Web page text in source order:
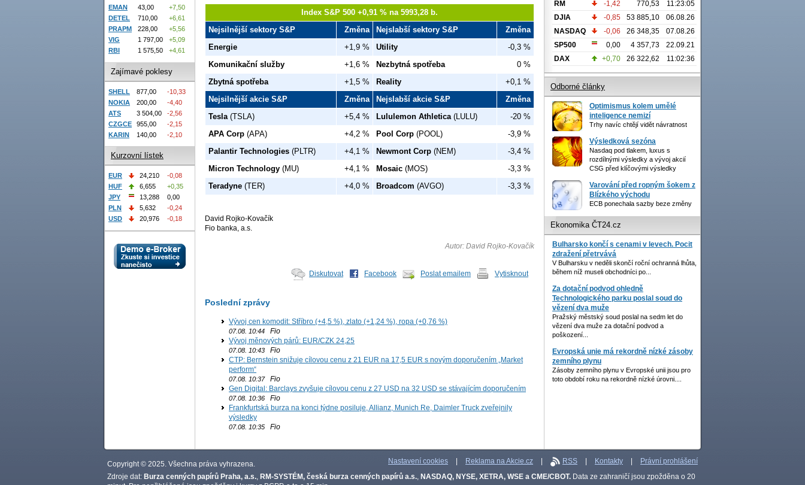
Index S&P 500 +0,91 % na 5993,28 b.
Nejsilnější sektory S&P
Změna Nejslabší sektory S&P
Změna
Energie
+1,9 % Utility
-0,3 %
Komunikační služby
+1,6 % Nezbytná spotřeba
0 %
Zbytná spotřeba
+1,5 % Reality
+0,1 %
Nejsilnější akcie S&P
Změna Nejslabší akcie S&P
Změna
Tesla(TSLA) +5,4 % Lululemon Athletica(LULU)
-20 %
APA Corp (APA) +4,2 % Pool Corp (POOL)
-3,9 %
Palantir Technologies (PLTR) +4,1 % Newmont Corp (NEM)
-3,4 %
Micron Technology (MU) +4,1 % Mosaic (MOS)
-3,3 %
Teradyne (TER) +4,0 % Broadcom (AVGO) -3,3 %
David Rojko-Kovačík
Fio banka, a.s.
Autor: David Rojko-Kovačík
Diskutovat Facebook Poslat emailem Vytisknout
Poslední zprávy
Vývoj cen komodit: Stříbro (+4,5 %), zlato (+1,24 %), ropa (+0,76 %)
07.08. 10:44 Fio
Vývoj měnových párů: EUR/CZK 24,25
07.08. 10:43 Fio
CTP: Bernstein snižuje cílovou cenu z 21 EUR na 17,5 EUR s novým doporučením „Market
perform“
07.08. 10:37Fio
Gen Digital: Barclays zvyšuje cílovou cenu z 27 USD na 32 USD se stávajícím doporučením
07.08. 10:36 Fio
Frankfurtská burza na konci týdne posiluje, Allianz, Munich Re, Daimler Truck zveřejnily
výsledky
07.08. 10:35 Fio
EMAN 43,00
+7,50
DETEL
710,00
+6,61
PRAPM
228,00
+5,56
VIG
1 797,00
+5,09
RBI
1 575,50 +4,61
Zajímavé poklesy
SHELL 877,00
-10,33
NOKIA
200,00
-4,40
ATS
3 504,00
-2,56
CZGCE
955,00
-2,15
KARIN
140,00 -2,10
Kurzovní lístek
EUR 24,210
-0,08
HUF
6,655
+0,35
JPY
13,288
0,00
PLN
5,632
-0,24
USD
20,976 -0,18
RM
-1,42 770,53
11:23:05
DJIA
-0,85 53 885,10
06.08.26
NASDAQ
-0,06 26 348,35
07.08.26
SP500
0,00 4 357,73
22.09.21
DAX
+0,70 26 322,62 11:02:36
Odborné články
Optimismus kolem umělé
inteligence nemizí
Trhy navíc chtějí vidět návratnost
Výsledková sezóna
Nasdaq pod tlakem, luxus s
rozdílnými výsledky a vývoj akcií
CSG před klíčovými výsledky
Varování před ropným šokem z
Blízkého východu
ECB ponechala sazby beze změny
Ekonomika ČT24.cz
Bulharsko končí s cenami v levech. Pocit
zdražení přetrvává
V Bulharsku v neděli skončí roční ochranná lhůta,
během níž museli obchodníci po...
Za dotační podvod ohledně
Technologického parku poslal soud do
vězení dva muže
Pražský městský soud poslal na sedm let do
vězení dva muže za dotační podvod a
poškození...
Evropská unie má rekordně nízké zásoby
zemního plynu
Zásoby zemního plynu v Evropské unii jsou pro
toto období roku na rekordně nízké úrovni....
Nastavení cookies Reklama na Akcie.cz RSS Kontakty Právní prohlášení
Copyright © 2025. Všechna práva vyhrazena.
Zdroje dat: Burza cenných papírů Praha, a.s., RM-SYSTÉM, česká burza cenných papírů a.s., NASDAQ, NYSE, XETRA, WSE a CME/CBOT. Data ze zahraničí jsou zpožděna o 20